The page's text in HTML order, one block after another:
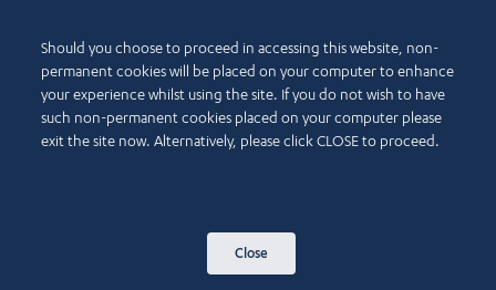
Latif Jameel logotype and pentagon-shaped graphics are trademarks or registered
trademarks of Abdul Latif Jameel IPR Company Limited.
Kullanma Koşulları
Erişilebilirlik Politikası
Should you choose to proceed in accessing this website, non-
permanent cookies will be placed on your computer to enhance
your experience whilst using the site. If you do not wish to have
such non-permanent cookies placed on your computer please
exit the site now. Alternatively, please click CLOSE to proceed.
Close